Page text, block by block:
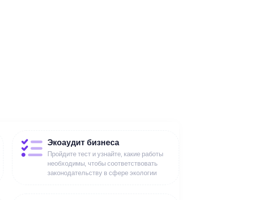
Экоаудит бизнеса
Пройдите тест и узнайте, какие работы
необходимы, чтобы соответствовать
законодательству в сфере экологии